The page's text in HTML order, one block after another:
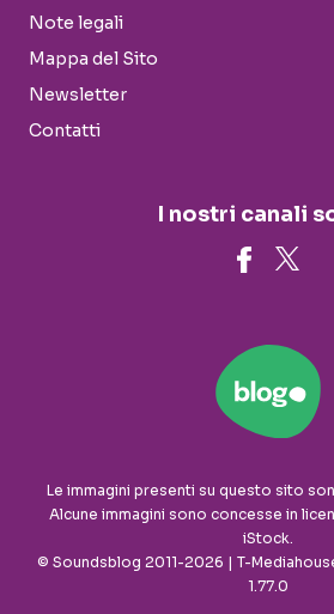
Note legali
Mappa del Sito
Newsletter
Contatti
I nostri canali
Le immagini presenti su questo sito
Alcune immagini sono concesse in
iStock.
© Soundsblog 2011-2026 | T-
1.77.0